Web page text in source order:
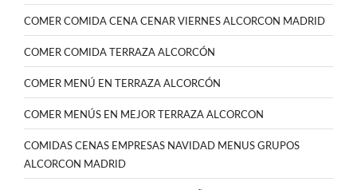
COMER COMIDA CENA CENAR VIERNES ALCORCON MADRID
COMER COMIDA TERRAZA ALCORCÓN
COMER MENÚ EN TERRAZA ALCORCÓN
COMER MENÚS EN MEJOR TERRAZA ALCORCON
COMIDAS CENAS EMPRESAS NAVIDAD MENUS GRUPOS
ALCORCON MADRID